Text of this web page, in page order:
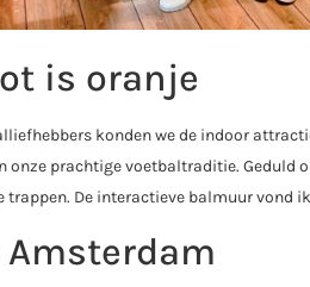
is oranje
konden we de indoor
onze prachtige voetbaltraditie. Geduld
trappen. De interactieve balmuur vond
Amsterdam